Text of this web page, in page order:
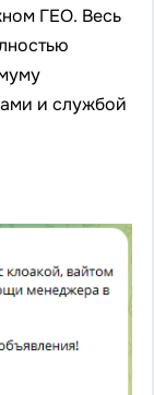
ГЕО. Весь
и службой